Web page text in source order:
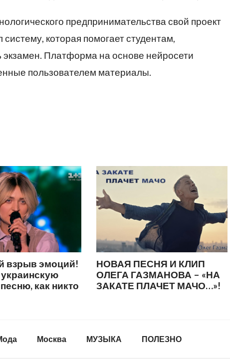
предпринимательства свой проект
которая помогает студентам,
экзамен. Платформа на основе нейросети
пользователем материалы.
взрыв эмоций!
как никто
НОВАЯ ПЕСНЯ И КЛИП
ОЛЕГА ГАЗМАНОВА – «НА
ЗАКАТЕ ПЛАЧЕТ МАЧО…»!
Москва МУЗЫКА ПОЛЕЗНО